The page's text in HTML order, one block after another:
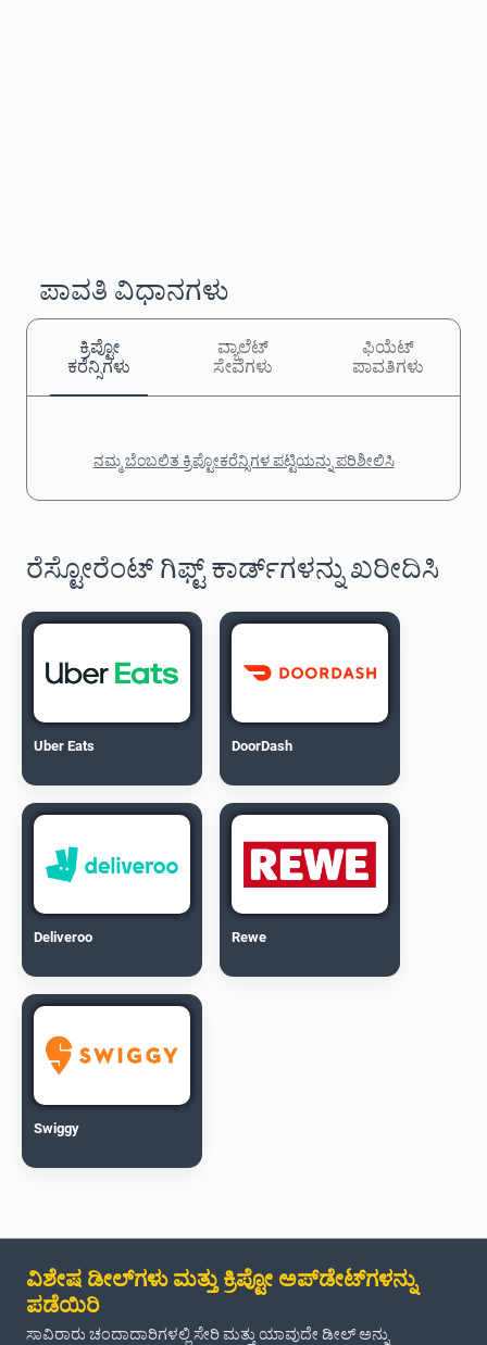
ಪಾವತಿ ವಿಧಾನಗಳು
ಕ್ರಿಪ್ಟೋ
ಕರೆನ್ಸಿಗಳು
ವ್ಯಾಲೆಟ್
ಸೇವೆಗಳು
ಫಿಯೆಟ್
ಪಾವತಿಗಳು
ನಮ್ಮ ಬೆಂಬಲಿತ ಕ್ರಿಪ್ಟೋಕರೆನ್ಸಿಗಳ ಪಟ್ಟಿಯನ್ನು ಪರಿಶೀಲಿಸಿ
ರೆಸ್ಟೋರೆಂಟ್ ಗಿಫ್ಟ್ ಕಾರ್ಡ್‌ಗಳನ್ನು ಖರೀದಿಸಿ
Uber Eats DoorDash
Deliveroo Rewe
Swiggy
ವಿಶೇಷ ಡೀಲ್‌ಗಳು ಮತ್ತು ಕ್ರಿಪ್ಟೋ ಅಪ್‌ಡೇಟ್‌ಗಳನ್ನು
ಪಡೆಯಿರಿ
ಸಾವಿರಾರು ಚಂದಾದಾರಿಗಳಲ್ಲಿ ಸೇರಿ ಮತ್ತು ಯಾವುದೇ ಡೀಲ್ ಅನ್ನು